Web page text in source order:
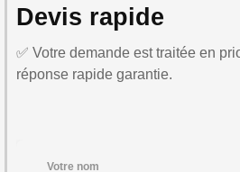
Devis rapide
✅ Votre demande est traitée en
réponse rapide garantie.
Votre nom